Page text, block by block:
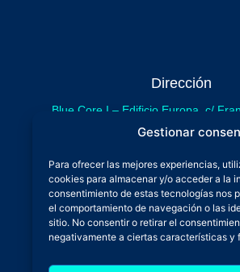
Gestionar
Para ofrecer las mejores experiencias,
cookies para almacenar y/o acceder a la
consentimiento de estas tecnologías nos
el comportamiento de navegación o las
sitio. No consentir o retirar el
negativamente a ciertas características y
Dirección
Blue Core I – Edificio Europa, c/
sede provisional de Blue Core -
próximamente.
Teléfono y
600 515 071
De lunes a viernes
Oficina 24/7